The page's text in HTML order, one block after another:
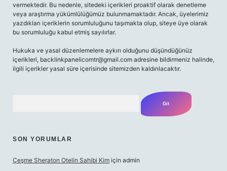
vermektedir. Bu nedenle, sitedeki içerikleri proaktif olarak denetleme
veya araştırma yükümlülüğümüz bulunmamaktadır. Ancak, üyelerimiz
yazdıkları içeriklerin sorumluluğunu taşımakta olup, siteye üye olarak
bu sorumluluğu kabul etmiş sayılırlar.
Hukuka ve yasal düzenlemelere aykırı olduğunu düşündüğünüz
içerikleri, backlinkpanelicomtr@gmail.com adresine bildirmeniz halinde,
ilgili içerikler yasal süre içerisinde sitemizden kaldırılacaktır.
SON YORUMLAR
Çeşme Sheraton Otelin Sahibi Kim için admin